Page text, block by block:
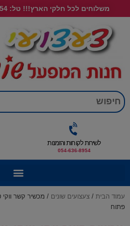
משלוחים לכל חלקי הארץ!!! טל: 0546368954, 035012898
לשירות לקוחות והזמנות
054-636-8954
עמוד הבית / צעצועים שונים
פתוח